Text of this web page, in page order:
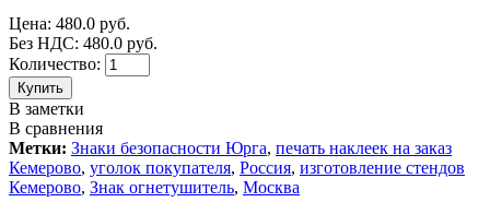
Цена: 480.0 руб.
Без НДС: 480.0 руб.
Количество:
Купить
В заметки
В сравнения
Метки: Знаки безопасности Юрга, печать наклеек на заказ
Кемерово, уголок покупателя, Россия, изготовление стендов
Кемерово, Знак огнетушитель, Москва